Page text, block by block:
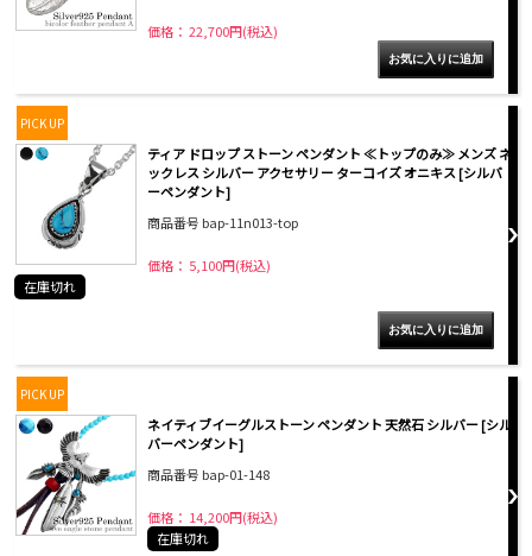
価格： 22,700円(税込)
PICK UP
ティア ドロップ ストーン ペンダント ≪トップのみ≫ メンズ ネ
ックレス シルバー アクセサリー ターコイズ オニキス [シルバ
ーペンダント]
商品番号 bap-11n013-top
価格： 5,100円(税込)
在庫切れ
PICK UP
ネイティブイーグルストーン ペンダント 天然石 シルバー [シル
バーペンダント]
商品番号 bap-01-148
価格： 14,200円(税込)
在庫切れ